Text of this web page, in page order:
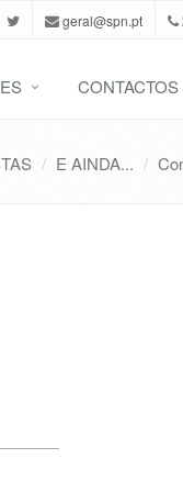
geral@spn.pt
CONTACTOS
E AINDA...